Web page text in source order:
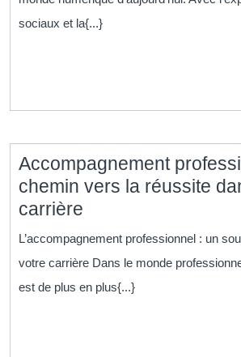
sociaux et la{...}
Accompagnement
chemin vers la réussite
carrière
professionnel
chemin
L’accompagnement professionnel : un
votre carrière Dans le monde
est de plus en plus{...}